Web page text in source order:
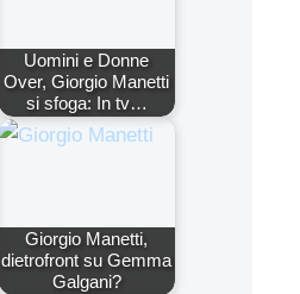
Uomini e Donne
Over, Giorgio Manetti
si sfoga: In tv…
Giorgio Manetti,
dietrofront su Gemma
Galgani?